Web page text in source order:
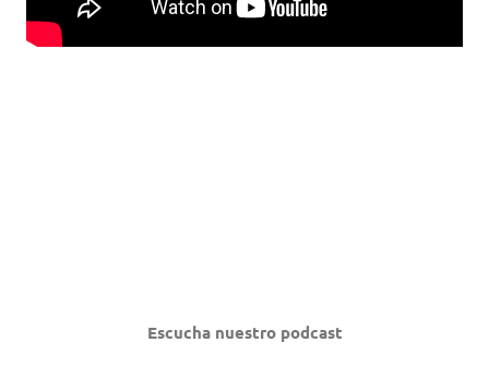
Escucha nuestro podcast